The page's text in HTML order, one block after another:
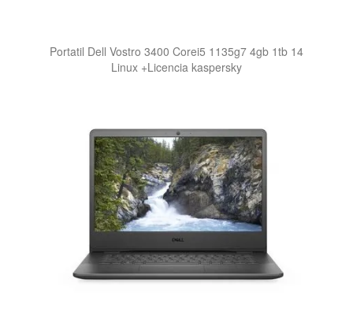
Portatil Dell Vostro 3400 Corei5 1135g7 4gb 1tb 14
Linux +Licencia kaspersky